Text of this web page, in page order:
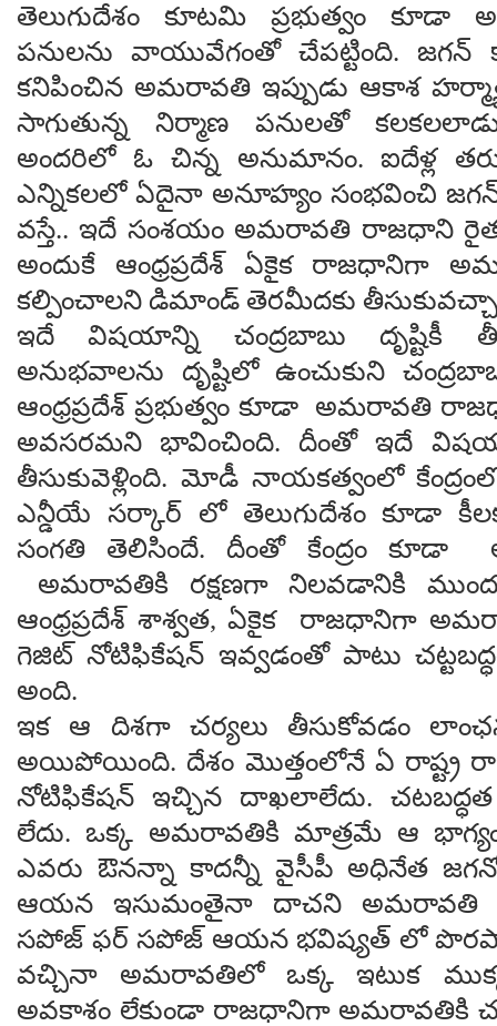
తెలుగుదేశం కూటమి ప్రభుత్వం కూడా
పనులను వాయువేగంతో చేపట్టింది.
కనిపించిన అమరావతి ఇప్పుడు ఆకాశ
సాగుతున్న నిర్మాణ పనులతో
అందరిలో ఓ చిన్న అనుమానం. ఐదేళ్ల
ఎన్నికలలో ఏదైనా అనూహ్యం సంభవించి
వస్తే.. ఇదే సంశయం అమరావతి రాజధాని
అందుకే ఆంధ్రప్రదేశ్ ఏకైక రాజధానిగా
కల్పించాలని డిమాండ్ తెరమీదకు
ఇదే విషయాన్ని చంద్రబాబు దృష్టికీ
అనుభవాలను దృష్టిలో ఉంచుకుని
ఆంధ్రప్రదేశ్ ప్రభుత్వం కూడా అమరావతి
అవసరమని భావించింది. దీంతో ఇదే
తీసుకువెళ్లింది. మోడీ నాయకత్వంలో
ఎన్డీయే సర్కార్ లో తెలుగుదేశం కూడా
సంగతి తెలిసిందే. దీంతో కేంద్రం కూడా
అమరావతికి రక్షణగా నిలవడానికి
ఆంధ్రప్రదేశ్ శాశ్వత, ఏకైక రాజధానిగా
గెజిట్ నోటిఫికేషన్ ఇవ్వడంతో పాటు
అంది.
ఇక ఆ దిశగా చర్యలు తీసుకోవడం
అయిపోయింది. దేశం మొత్తంలోనే ఏ రాష్ట్ర
నోటిఫికేషన్ ఇచ్చిన దాఖలాలేదు. చటబద్ధత
లేదు. ఒక్క అమరావతికి మాత్రమే ఆ భాగ్యం
ఎవరు ఔనన్నా కాదన్నీ వైసీపీ అధినేత
ఆయన ఇసుమంతైనా దాచని అమరావతి
సపోజ్ ఫర్ సపోజ్ ఆయన భవిష్యత్ లో
వచ్చినా అమరావతిలో ఒక్క ఇటుక
అవకాశం లేకుండా రాజధానిగా అమరావతికి